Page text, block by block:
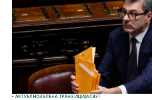
АКТУЕЛНОЗЕЛЕНА ТРАНЗИЦИЈАСВЕТ